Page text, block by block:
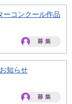
ーコンクール作品
知らせ